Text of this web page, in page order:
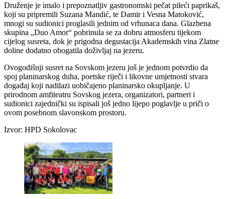
Druženje je imalo i prepoznatljiv gastronomski pečat pileći paprikaš,
koji su pripremili Suzana Mandić, te Damir i Vesna Matoković,
mnogi su sudionici proglasili jednim od vrhunaca dana. Glazbena
skupina „Duo Amor“ pobrinula se za dobru atmosferu tijekom
cijelog susreta, dok je prigodna degustacija Akademskih vina Zlatne
doline dodatno obogatila doživljaj na jezeru.
Ovogodišnji susret na Sovskom jezeru još je jednom potvrdio da
spoj planinarskog duha, poetske riječi i likovne umjetnosti stvara
događaj koji nadilazi uobičajeno planinarsko okupljanje. U
prirodnom amfiteatru Sovskog jezera, organizatori, partneri i
sudionici zajednički su ispisali još jedno lijepo poglavlje u priči o
ovom posebnom slavonskom prostoru.
Izvor: HPD Sokolovac